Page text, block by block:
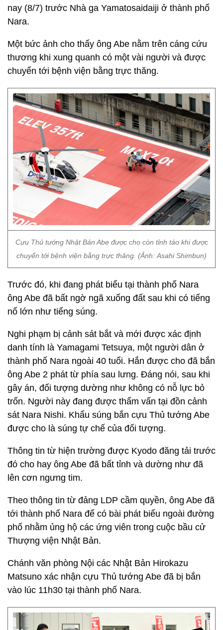
nay (8/7) trước Nhà ga Yamatosaidaiji ở thành phố
Nara.
Một bức ảnh cho thấy ông Abe nằm trên cáng cứu
thương khi xung quanh có một vài người và được
chuyển tới bệnh viện bằng trực thăng.
Cựu Thủ tướng Nhật Bản Abe được cho còn tỉnh táo khi được
chuyển tới bệnh viện bằng trực thăng. (Ảnh: Asahi Shimbun)
Trước đó, khi đang phát biểu tại thành phố Nara
ông Abe đã bất ngờ ngã xuống đất sau khi có tiếng
nổ lớn như tiếng súng.
Nghi phạm bị cảnh sát bắt và mới được xác định
danh tính là Yamagami Tetsuya, một người dân ở
thành phố Nara ngoài 40 tuổi. Hắn được cho đã bắn
ông Abe 2 phát từ phía sau lưng. Đáng nói, sau khi
gây án, đối tượng dường như không có nỗ lực bỏ
trốn. Người này đang được thẩm vấn tại đồn cảnh
sát Nara Nishi. Khẩu súng bắn cựu Thủ tướng Abe
được cho là súng tự chế của đối tượng.
Thông tin từ hiện trường được Kyodo đăng tải trước
đó cho hay ông Abe đã bất tỉnh và dường như đã
lên cơn ngưng tim.
Theo thông tin từ đảng LDP cầm quyền, ông Abe đã
tới thành phố Nara để có bài phát biểu ngoài đường
phố nhằm ủng hộ các ứng viên trong cuộc bầu cử
Thượng viện Nhật Bản.
Chánh văn phòng Nội các Nhật Bản Hirokazu
Matsuno xác nhận cựu Thủ tướng Abe đã bị bắn
vào lúc 11h30 tại thành phố Nara.